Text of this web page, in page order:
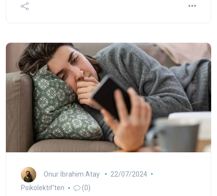
Onur İbrahim Atay
22/07/2024
Psikolektif'ten
(0)